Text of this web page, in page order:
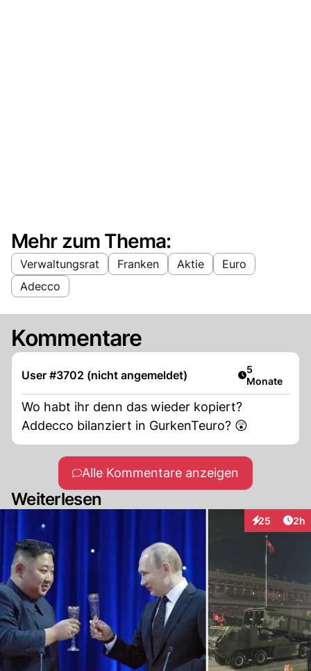
Mehr zum Thema:
Verwaltungsrat Franken Aktie
Euro
Adecco
Kommentare
User #3702 (nicht angemeldet) Artikel
5
Monate
Wo habt ihr denn das wieder kopiert?
Addecco bilanziert in GurkenTeuro? 😲
Alle Kommentare anzeigen
Weiterlesen
25
Interaktionen
2h